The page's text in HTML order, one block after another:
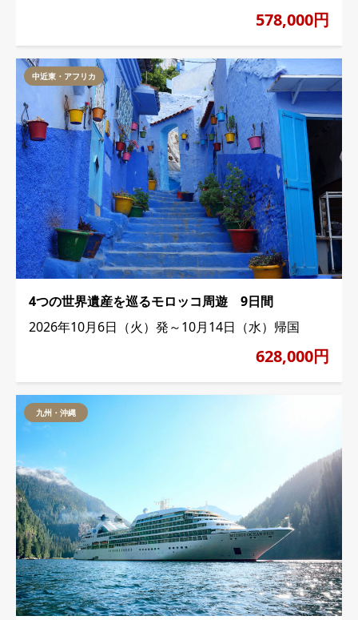
578,000円
中近東・アフリカ
4つの世界遺産を巡るモロッコ周遊 9日間
2026年10月6日（火）発～10月14日（水）帰国
628,000円
九州・沖縄